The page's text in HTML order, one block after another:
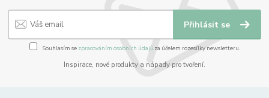
Přihlásit se
Souhlasím se zpracováním osobních údajůza účelem rozesílky newsletteru.
Inspirace, nové produkty a nápady pro tvoření.